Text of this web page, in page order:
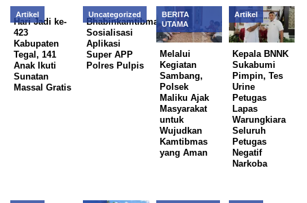
Artikel
Hari Jadi ke-
423
Kabupaten
Tegal, 141
Anak Ikuti
Sunatan
Massal Gratis
Uncategorized
Bhabinkamtibmas
Sosialisasi
Aplikasi
Super APP
Polres Pulpis
BERITA
UTAMA
Melalui
Kegiatan
Sambang,
Polsek
Maliku Ajak
Masyarakat
untuk
Wujudkan
Kamtibmas
yang Aman
Artikel
Kepala BNNK
Sukabumi
Pimpin, Tes
Urine
Petugas
Lapas
Warungkiara
Seluruh
Petugas
Negatif
Narkoba